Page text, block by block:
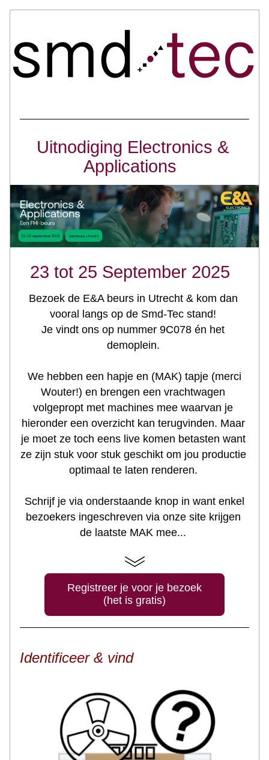
Uitnodiging Electronics &
Applications
23 tot 25 September 2025
Bezoek de E&A beurs in Utrecht & kom dan
vooral langs op de Smd-Tec stand!
Je vindt ons op nummer 9C078 én het
demoplein.
Wouter!) en brengen een vrachtwagen
volgepropt met machines mee waarvan je
hieronder een overzicht kan terugvinden. Maar
je moet ze toch eens live komen betasten want
ze zijn stuk voor stuk geschikt om jou productie
optimaal te laten renderen.
bezoekers ingeschreven via onze site krijgen
de laatste MAK mee...
Registreer je voor je bezoek
(het is gratis)
Identificeer & vind